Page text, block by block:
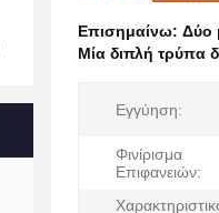
Επισημαίνω: Δύο
Μία διπλή τρύπα
Εγγύηση:
Φινίρισμα
Επιφανειών: